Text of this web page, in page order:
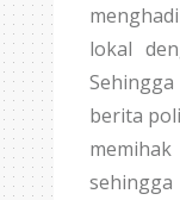
lokal
berita